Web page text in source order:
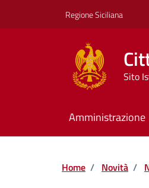
Regione Siciliana
Sito
Amministrazione
Home / Novità /